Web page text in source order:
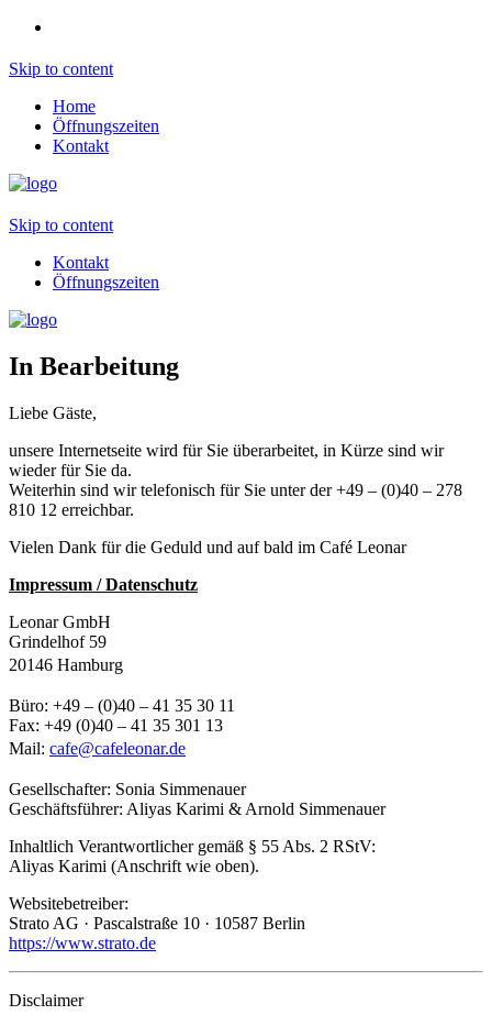
Skip to content
Home
Öffnungszeiten
Kontakt
Skip to content
Kontakt
Öffnungszeiten
In Bearbeitung
Liebe Gäste,
unsere Internetseite wird für Sie überarbeitet, in Kürze sind wir
wieder für Sie da.
Weiterhin sind wir telefonisch für Sie unter der +49 – (0)40 – 278
810 12 erreichbar.
Vielen Dank für die Geduld und auf bald im Café Leonar
Impressum / Datenschutz
Leonar GmbH
Grindelhof 59
20146 Hamburg
Büro: +49 – (0)40 – 41 35 30 11
Fax: +49 (0)40 – 41 35 301 13
Mail: cafe@cafeleonar.de
Gesellschafter: Sonia Simmenauer
Geschäftsführer: Aliyas Karimi & Arnold Simmenauer
Inhaltlich Verantwortlicher gemäß § 55 Abs. 2 RStV:
Aliyas Karimi (Anschrift wie oben).
Websitebetreiber:
Strato AG · Pascalstraße 10 · 10587 Berlin
https://www.strato.de
Disclaimer